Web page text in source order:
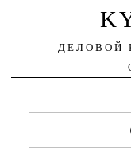
ДЕЛОВОЙ